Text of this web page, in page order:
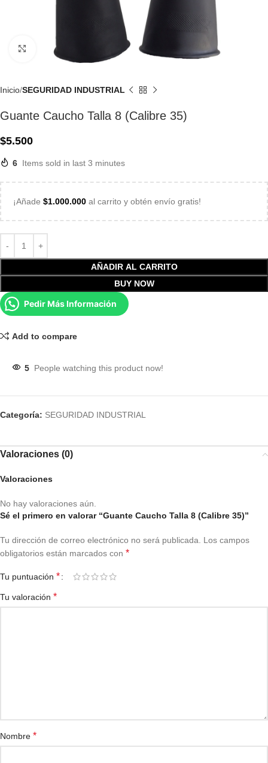
Click to enlarge
Inicio SEGURIDAD INDUSTRIAL
Guante Caucho Talla 8 (Calibre 35)
$5.500
6 Items sold in last 3 minutes
¡Añade $1.000.000 al carrito y obtén envío gratis!
AÑADIR AL CARRITO
BUY NOW
Pedir Más Información
Add to compare
5 People watching this product now!
Categoría: SEGURIDAD INDUSTRIAL
Valoraciones (0)
Valoraciones
No hay valoraciones aún.
Sé el primero en valorar “Guante Caucho Talla 8 (Calibre 35)”
Tu dirección de correo electrónico no será publicada.
Los campos
obligatorios están marcados con *
Tu puntuación *
Tu valoración *
Nombre *